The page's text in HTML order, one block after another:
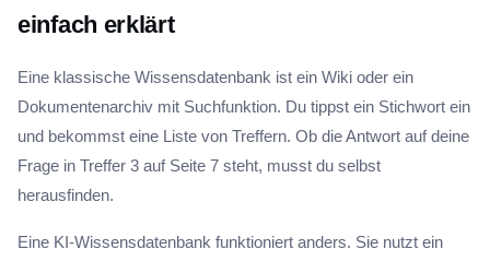
einfach erklärt
Eine klassische Wissensdatenbank ist ein Wiki oder ein
Dokumentenarchiv mit Suchfunktion. Du tippst ein Stichwort ein
und bekommst eine Liste von Treffern. Ob die Antwort auf deine
Frage in Treffer 3 auf Seite 7 steht, musst du selbst
herausfinden.
Eine KI-Wissensdatenbank funktioniert anders. Sie nutzt ein